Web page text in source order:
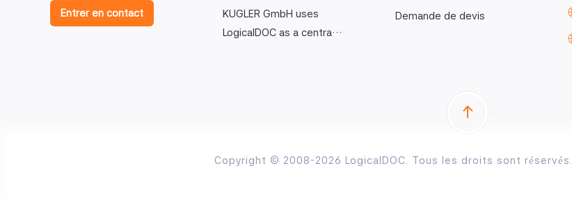
Entrer en contact
KUGLER GmbH uses
LogicalDOC as a centra…
Demande de devis
Copyright © 2008-2026 LogicalDOC. Tous les droits sont réservés.